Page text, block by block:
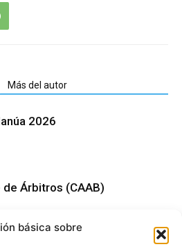
básica sobre
Más del autor
2026
de Árbitros (CAAB)